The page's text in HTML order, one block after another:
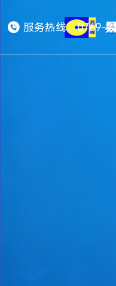
 服务热线：0769-